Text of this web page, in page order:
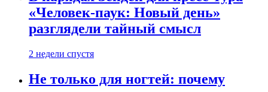
«Человек-паук: Новый день»
разглядели тайный смысл
2 недели спустя
Не только для ногтей: почему